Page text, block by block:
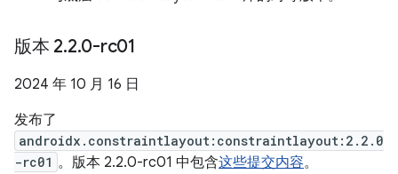
版本 2.2.0-rc01
2024 年 10 月 16 日
发布了
androidx.constraintlayout:constraintlayout:2.2.0
-rc01 。版本 2.2.0-rc01 中包含这些提交内容。